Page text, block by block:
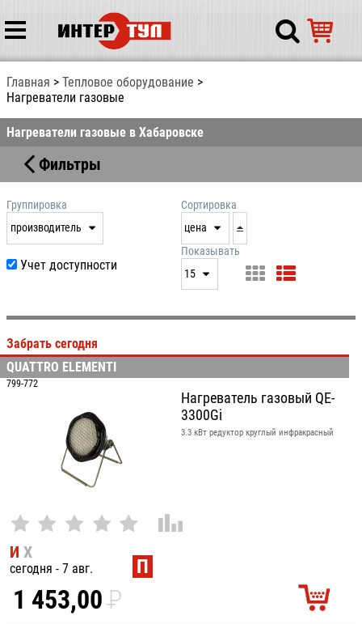
Главная
Тепловое оборудование
Нагреватели газовые
Нагреватели газовые в Хабаровске
Фильтры
Группировка
производитель
производитель
Сортировка
цена
дата
цена
артикул
Учет доступности
Показывать
15
25
Забрать сегодня
QUATTRO ELEMENTI
799-772
Нагреватель газовый QE-
3300Gi
3.3 кВт редуктор круглый инфракрасный
И Х
сегодня - 7 авг. П
1 453,00P